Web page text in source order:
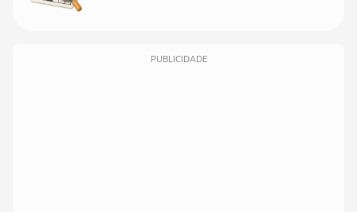
PUBLICIDADE